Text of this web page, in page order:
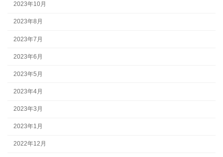
2023年10月
2023年8月
2023年7月
2023年6月
2023年5月
2023年4月
2023年3月
2023年1月
2022年12月